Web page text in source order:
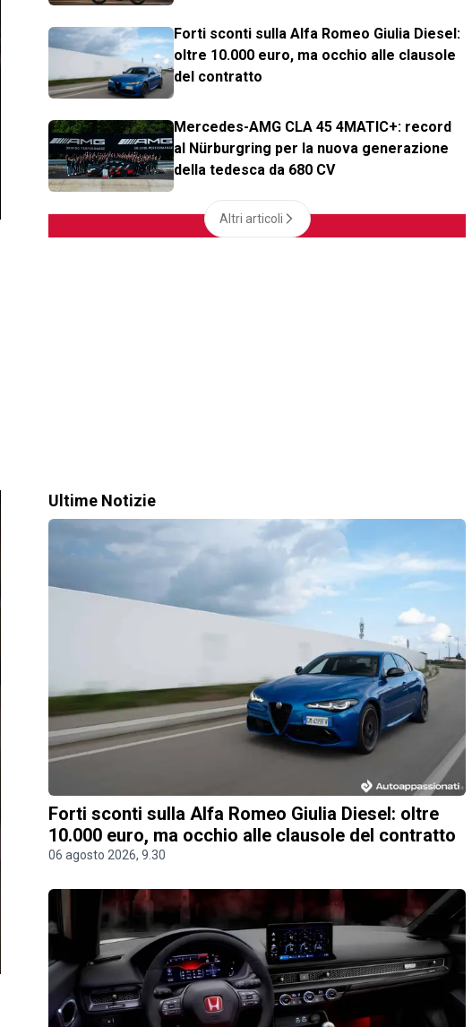
Forti sconti sulla Alfa Romeo Giulia Diesel:
oltre 10.000 euro, ma occhio alle clausole
del contratto
Mercedes-AMG CLA 45 4MATIC+: record
al Nürburgring per la nuova generazione
della tedesca da 680 CV
Altri articoli
Ultime Notizie
Forti sconti sulla Alfa Romeo Giulia Diesel: oltre
10.000 euro, ma occhio alle clausole del contratto
06 agosto 2026, 9.30